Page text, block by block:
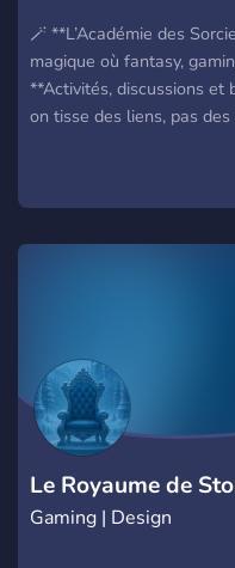
🪄 **L’Académie des
magique où fantasy,
**Activités, discussions et
on tisse des liens, pas
Le Royaume de
Gaming | Design